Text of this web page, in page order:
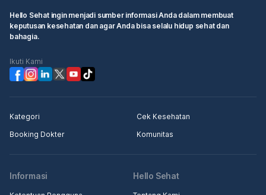
Hello Sehat ingin menjadi sumber informasi Anda dalam membuat
keputusan kesehatan dan agar Anda bisa selalu hidup sehat dan
bahagia.
Ikuti Kami
Kategori
Cek Kesehatan
Booking Dokter
Komunitas
Informasi Hello Sehat